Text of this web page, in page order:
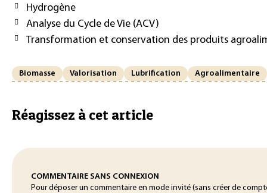
Hydrogène
Analyse du Cycle de Vie (ACV)
Transformation et conservation des produits
Biomasse Valorisation Lubrification Agroalimentaire
Réagissez à cet article
COMMENTAIRE SANS CONNEXION
Pour déposer un commentaire en mode invité (sans créer de